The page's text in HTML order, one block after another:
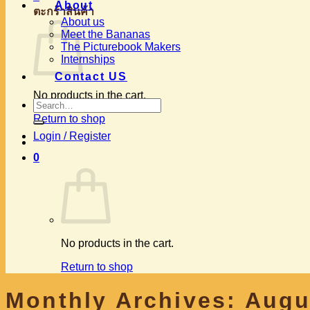
ตะกร้าสินค้า
No products in the cart.
Return to shop
About
About us
Meet the Bananas
The Picturebook Makers
Internships
Contact US
Search
for:
Login / Register
0
No products in the cart.
Return to shop
Monthly Archives: